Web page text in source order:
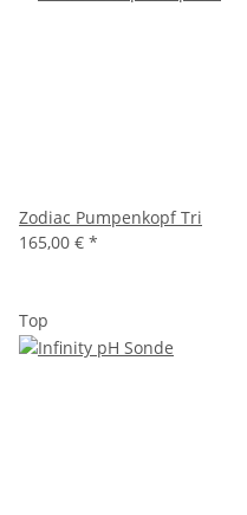
Zodiac Pumpenkopf Tri
165,00 € *
Top